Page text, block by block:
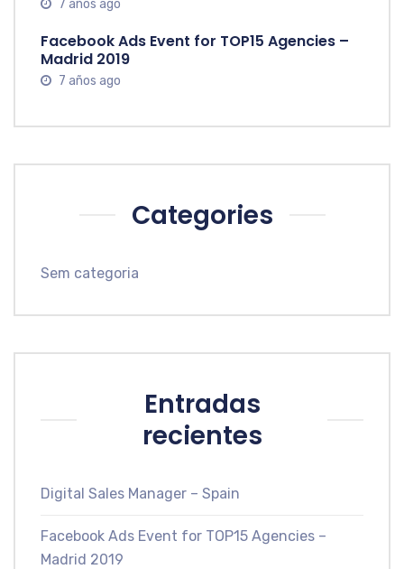
7 años ago
Facebook Ads Event for TOP15 Agencies –
Madrid 2019
7 años ago
Categories
Sem categoria
Entradas
recientes
Digital Sales Manager – Spain
Facebook Ads Event for TOP15 Agencies –
Madrid 2019